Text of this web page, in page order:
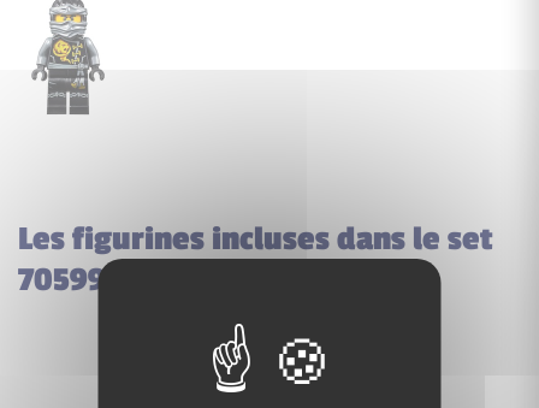
Les figurines incluses dans le set
70599 Cole's Dragon